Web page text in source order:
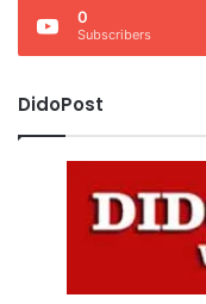
0
Subscribers
DidoPost